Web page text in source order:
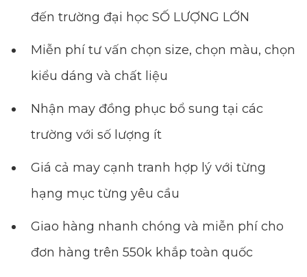
đến trường đại học SỐ LƯỢNG LỚN
Miễn phí tư vấn chọn size, chọn màu, chọn
kiểu dáng và chất liệu
Nhận may đồng phục bổ sung tại các
trường với số lượng ít
Giá cả may cạnh tranh hợp lý với từng
hạng mục từng yêu cầu
Giao hàng nhanh chóng và miễn phí cho
đơn hàng trên 550k khắp toàn quốc